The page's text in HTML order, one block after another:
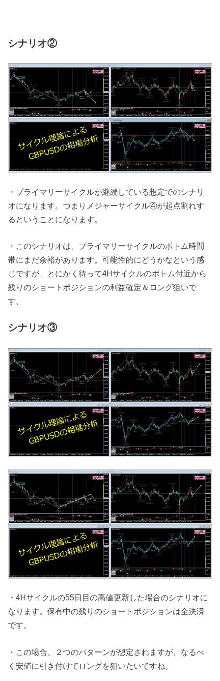
シナリオ②
・プライマリーサイクルが継続している想定でのシナリ
オになります。つまりメジャーサイクル④が起点割れす
るということになります。
・このシナリオは、プライマリーサイクルのボトム時間
帯にまだ余裕があります。可能性的にどうかなという感
じですが、とにかく待って4Hサイクルのボトム付近から
残りのショートポジションの利益確定＆ロング狙いで
す。
シナリオ③
・4Hサイクルの55日目の高値更新した場合のシナリオに
なります。保有中の残りのショートポジションは全決済
です。
・この場合、２つのパターンが想定されますが、なるべ
く安値に引き付けてロングを狙いたいですね。